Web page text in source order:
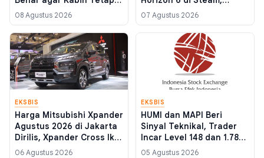
Adem
08 Agustus 2026
Simulasi Fisika Murah
yang Kian Digandrungi
07 Agustus 2026
EKSBIS
Harga Mitsubishi Xpander
Agustus 2026 di Jakarta
Dirilis, Xpander Cross Ikut
Naik
06 Agustus 2026
EKSBIS
HUMI dan MAPI Beri
Sinyal Teknikal, Trader
Incar Level 148 dan 1.780
Pekan Ini
05 Agustus 2026